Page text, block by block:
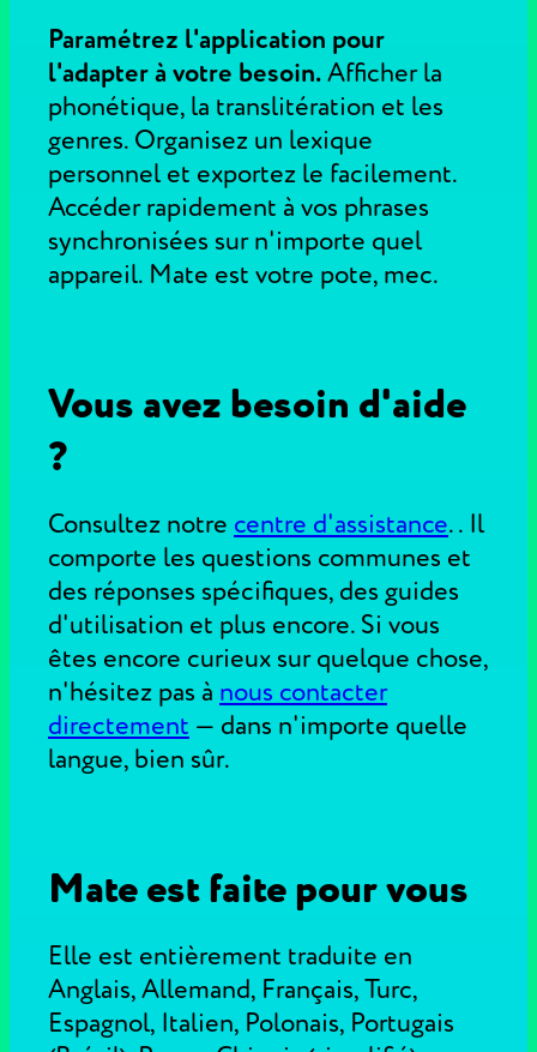
Paramétrez l'application pour
l'adapter à votre besoin.Afficher la
phonétique, la translitération et les
genres. Organisez un lexique
personnel et exportez le facilement.
Accéder rapidement à vos phrases
synchronisées sur n'importe quel
appareil. Mate est votre pote, mec.
Vous avez besoin d'aide
?
Consultez notre centre d'assistance.. Il
comporte les questions communes et
des réponses spécifiques, des guides
d'utilisation et plus encore. Si vous
êtes encore curieux sur quelque chose,
n'hésitez pas à nous contacter
directement — dans n'importe quelle
langue, bien sûr.
Mate est faite pour vous
Elle est entièrement traduite en
Anglais, Allemand, Français, Turc,
Espagnol, Italien, Polonais, Portugais